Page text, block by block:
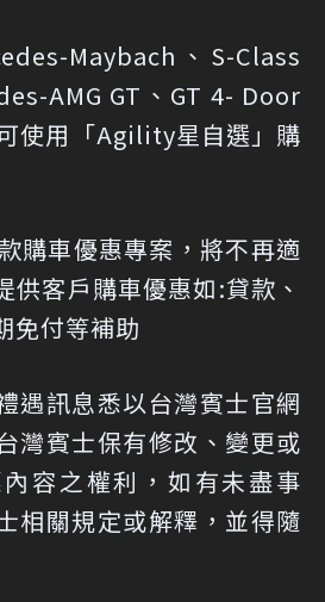
Maybach、S-Class
AMG GT、GT 4- Door
使用「Agility星自選」購
購車優惠專案，將不再適
供客戶購車優惠如:貸款、
免付等補助
遇訊息悉以台灣賓士官網
灣賓士保有修改、變更或
容之權利，如有未盡事
相關規定或解釋，並得隨